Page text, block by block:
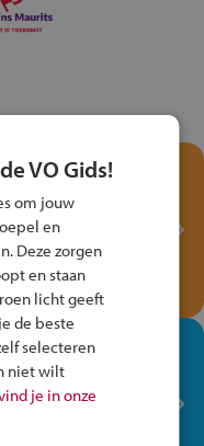
met het
Verkeersspel
fiets!
ben je op je
jouw talent
waar elke dag
VO Gids!
om jouw
en
Deze zorgen
en staan
licht geeft
de beste
selecteren
niet wilt
je in onze